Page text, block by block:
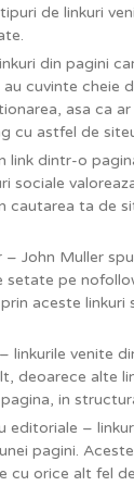
de linkuri
din pagini
cuvinte cheie
asa ca
cu astfel de
link dintr-o
sociale
cautarea ta de
John Muller
setate pe
aceste linkuri
linkurile venite
deoarece alte
in
editoriale –
pagini.
cu orice alt fel